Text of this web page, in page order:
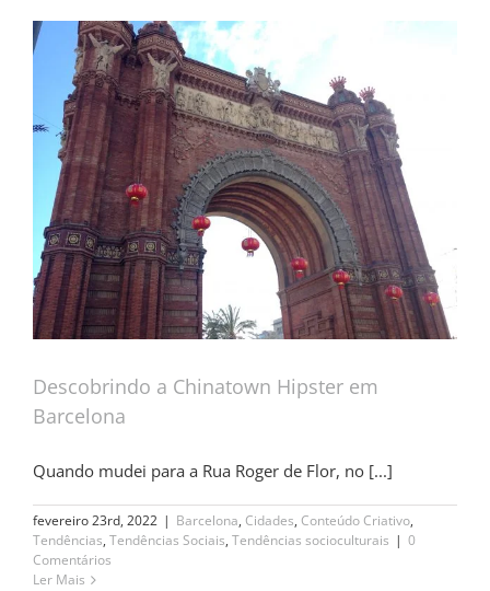
Descobrindo a Chinatown Hipster em
Barcelona
Quando mudei para a Rua Roger de Flor, no [...]
fevereiro 23rd, 2022 | Barcelona, Cidades, Conteúdo Criativo,
Tendências, Tendências Sociais, Tendências socioculturais | 0
Comentários
Ler Mais